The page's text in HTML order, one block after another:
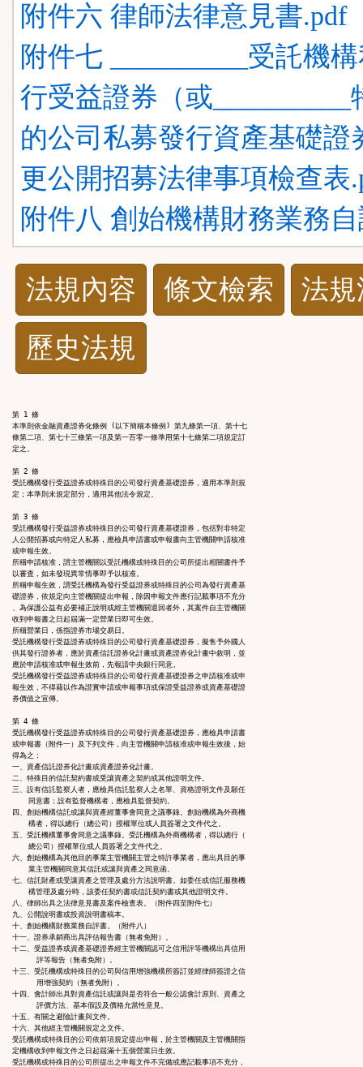
附件六 律師法律意見書.pdf
附件七 __________受託機
行受益證券（或__________
的公司私募發行資產基礎證
更公開招募法律事項檢查表
附件八 創始機構財務業務
法
規
功
按
鈕
區
法規內容 條文檢索
法
歷史法規
第 1 條
本準則依金融資產證券化條例 (以下簡稱本條例) 第九條第一項、第十七
條第二項、第七十三條第一項及第一百零一條準用第十七條第二項規定訂
定之。
第 2 條
受託機構發行受益證券或特殊目的公司發行資產基礎證券，適用本準則規
定；本準則未規定部分，適用其他法令規定。
第 3 條
受託機構發行受益證券或特殊目的公司發行資產基礎證券，包括對非特定
人公開招募或向特定人私募，應檢具申請書或申報書向主管機關申請核准
或申報生效。
所稱申請核准，謂主管機關以受託機構或特殊目的公司所提出相關書件予
以審查，如未發現異常情事即予以核准。
所稱申報生效，謂受託機構為發行受益證券或特殊目的公司為發行資產基
礎證券，依規定向主管機關提出申報，除因申報文件應行記載事項不充分
、為保護公益有必要補正說明或經主管機關退回者外，其案件自主管機關
收到申報書之日起屆滿一定營業日即可生效。
所稱營業日，係指證券市場交易日。
受託機構發行受益證券或特殊目的公司發行資產基礎證券，擬售予外國人
供其發行證券者，應於資產信託證券化計畫或資產證券化計畫中敘明，並
應於申請核准或申報生效前，先報請中央銀行同意。
受託機構發行受益證券或特殊目的公司發行資產基礎證券之申請核准或申
報生效，不得藉以作為證實申請或申報事項或保證受益證券或資產基礎證
券價值之宣傳。
第 4 條
受託機構發行受益證券或特殊目的公司發行資產基礎證券，應檢具申請書
或申報書（附件一）及下列文件，向主管機關申請核准或申報生效後，始
得為之：
一、資產信託證券化計畫或資產證券化計畫。
二、特殊目的信託契約書或受讓資產之契約或其他證明文件。
三、設有信託監察人者，應檢具信託監察人之名單、資格證明文件及願任
同意書；設有監督機構者，應檢具監督契約。
四、創始機構信託或讓與資產經董事會同意之議事錄。創始機構為外商機
構者，得以總行（總公司）授權單位或人員簽署之文件代之。
五、受託機構董事會同意之議事錄。受託機構為外商機構者，得以總行（
總公司）授權單位或人員簽署之文件代之。
六、創始機構為其他目的事業主管機關主管之特許事業者，應出具目的事
業主管機關同意其信託或讓與資產之同意函。
七、信託財產或受讓資產之管理及處分方法說明書。如委任或信託服務機
構管理及處分時，該委任契約書或信託契約書或其他證明文件。
八、律師出具之法律意見書及案件檢查表。（附件四至附件七）
九、公開說明書或投資說明書稿本。
十、創始機構財務業務自評書。（附件八）
十一、證券承銷商出具評估報告書（無者免附）。
十二、受益證券或資產基礎證券經主管機關認可之信用評等機構出具信用
評等報告（無者免附）。
十三、受託機構或特殊目的公司與信用增強機構所簽訂並經律師簽證之信
用增強契約（無者免附）。
十四、會計師出具對資產信託或讓與是否符合一般公認會計原則、資產之
評價方法、基本假設及價格允當性意見。
十五、有關之避險計畫與文件。
十六、其他經主管機關規定之文件。
受託機構或特殊目的公司依前項規定提出申報，於主管機關及主管機關指
定機構收到申報文件之日起屆滿十五個營業日生效。
受託機構或特殊目的公司所提出之申報文件不完備或應記載事項不充分，